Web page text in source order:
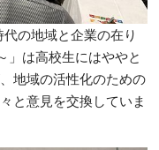
の地域と企業の在り
は高校生にはややと
地域の活性化のための
と意見を交換していま